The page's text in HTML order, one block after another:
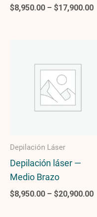
$8,950.00 – $17,900.00
Depilación Láser
Depilación láser —
Medio Brazo
$8,950.00 – $20,900.00